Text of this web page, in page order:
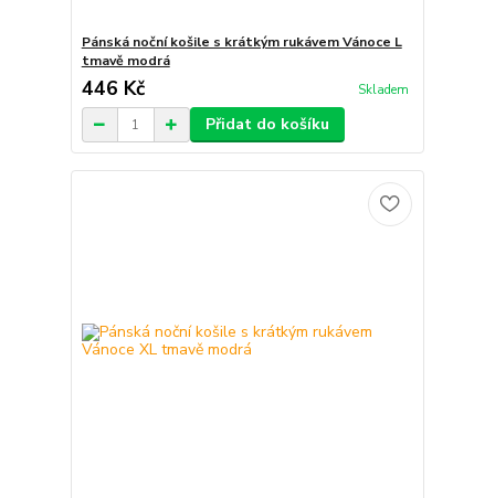
Pánská noční košile s krátkým rukávem Vánoce L
tmavě modrá
446 Kč Skladem
Přidat do košíku